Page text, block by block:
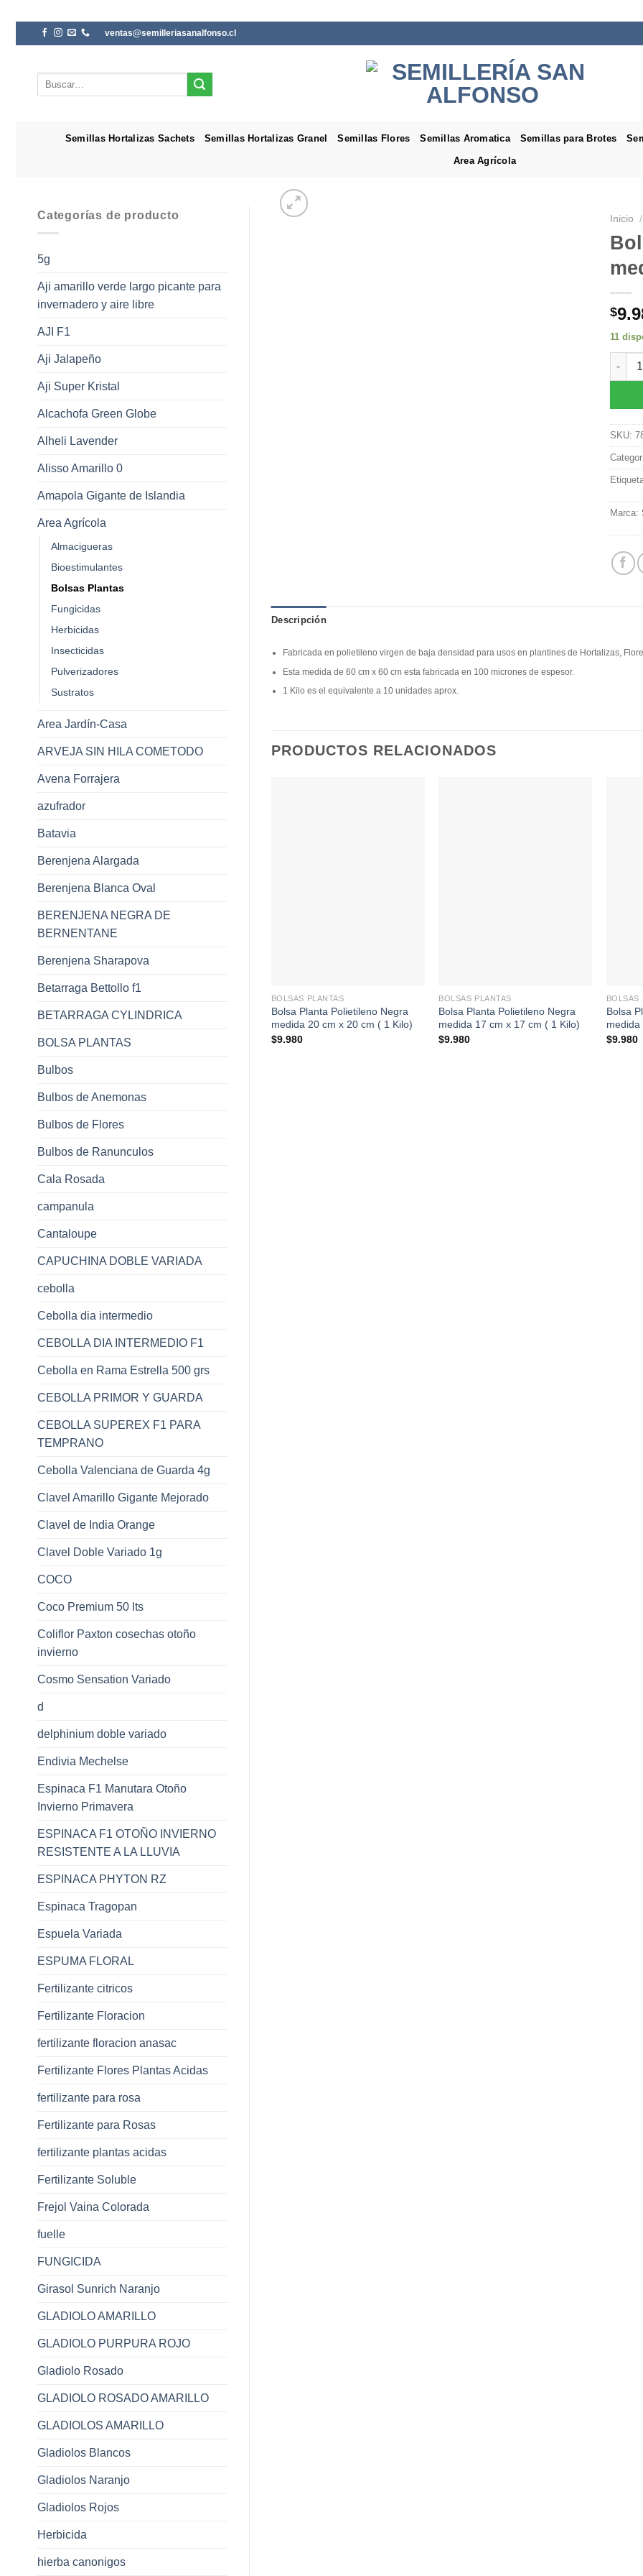
Saltar
al
ventas@semilleriasanalfonso.cl
Buscar
Semillas Hortalizas Sachets Semillas Hortalizas Granel Semillas Flores Semillas Aromatica Semillas para Brotes
Area Agrícola
Categorías de producto
5g
Aji amarillo verde largo picante para
invernadero y aire libre
AJI F1
Aji Jalapeño
Aji Super Kristal
Alcachofa Green Globe
Alheli Lavender
Alisso Amarillo 0
Amapola Gigante de Islandia
Area Agrícola
Almacigueras
Bioestimulantes
Bolsas Plantas
Fungicidas
Herbicidas
Insecticidas
Pulverizadores
Sustratos
Area Jardín-Casa
ARVEJA SIN HILA COMETODO
Avena Forrajera
azufrador
Batavia
Berenjena Alargada
Berenjena Blanca Oval
BERENJENA NEGRA DE
BERNENTANE
Berenjena Sharapova
Betarraga Bettollo f1
BETARRAGA CYLINDRICA
BOLSA PLANTAS
Bulbos
Bulbos de Anemonas
Bulbos de Flores
Bulbos de Ranunculos
Cala Rosada
campanula
Cantaloupe
CAPUCHINA DOBLE VARIADA
cebolla
Cebolla dia intermedio
CEBOLLA DIA INTERMEDIO F1
Cebolla en Rama Estrella 500 grs
CEBOLLA PRIMOR Y GUARDA
CEBOLLA SUPEREX F1 PARA
TEMPRANO
Cebolla Valenciana de Guarda 4g
Clavel Amarillo Gigante Mejorado
Clavel de India Orange
Clavel Doble Variado 1g
COCO
Coco Premium 50 lts
Coliflor Paxton cosechas otoño
invierno
Cosmo Sensation Variado
d
delphinium doble variado
Endivia Mechelse
Espinaca F1 Manutara Otoño
Invierno Primavera
ESPINACA F1 OTOÑO INVIERNO
RESISTENTE A LA LLUVIA
ESPINACA PHYTON RZ
Espinaca Tragopan
Espuela Variada
ESPUMA FLORAL
Fertilizante citricos
Fertilizante Floracion
fertilizante floracion anasac
Fertilizante Flores Plantas Acidas
fertilizante para rosa
Fertilizante para Rosas
fertilizante plantas acidas
Fertilizante Soluble
Frejol Vaina Colorada
fuelle
FUNGICIDA
Girasol Sunrich Naranjo
GLADIOLO AMARILLO
GLADIOLO PURPURA ROJO
Gladiolo Rosado
GLADIOLO ROSADO AMARILLO
GLADIOLOS AMARILLO
Gladiolos Blancos
Gladiolos Naranjo
Gladiolos Rojos
Herbicida
hierba canonigos
Inicio /
$
11
SKU:
Marca:
Descripción
Fabricada en polietileno virgen de baja densidad para usos en plantines de Hortalizas,
Esta medida de 60 cm x 60 cm esta fabricada en 100 micrones de espesor.
1 Kilo es el equivalente a 10 unidades aprox.
PRODUCTOS RELACIONADOS
BOLSAS PLANTAS
Bolsa Planta Polietileno Negra
medida 20 cm x 20 cm ( 1 Kilo)
$9.980
BOLSAS PLANTAS
Bolsa Planta Polietileno Negra
medida 17 cm x 17 cm ( 1 Kilo)
$9.980
BOLSAS
Bolsa
medida
$9.980